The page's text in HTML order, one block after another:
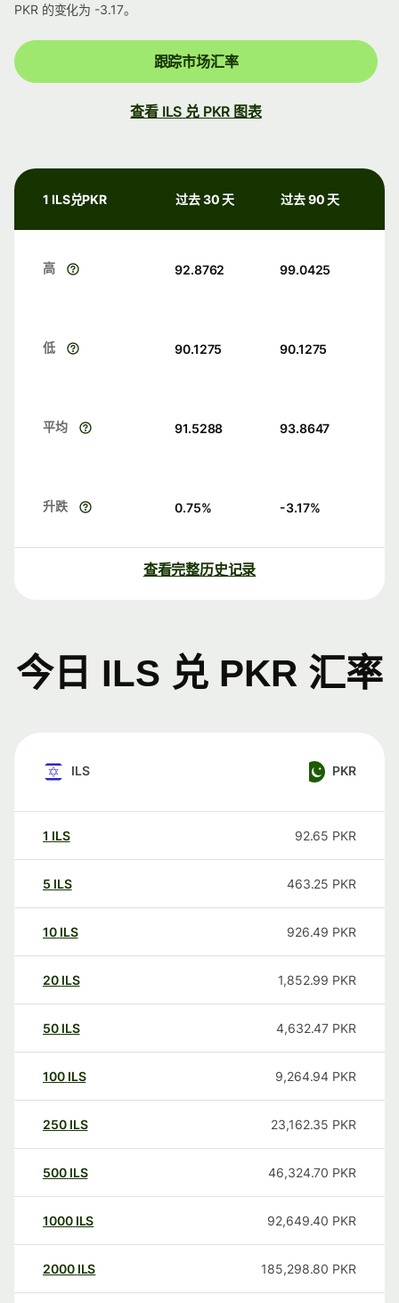
PKR 的变化为 -3.17。
跟踪市场汇率
查看 ILS 兑 PKR 图表
1 ILS兑PKR 过去 30 天 过去 90 天
高 92.8762 99.0425
低 90.1275 90.1275
平均 91.5288 93.8647
升跌 0.75% -3.17%
查看完整历史记录
今日 ILS 兑 PKR 汇率
ILS PKR
1 ILS 92.65 PKR
5 ILS 463.25 PKR
10 ILS 926.49 PKR
20 ILS 1,852.99 PKR
50 ILS 4,632.47 PKR
100 ILS 9,264.94 PKR
250 ILS 23,162.35 PKR
500 ILS 46,324.70 PKR
1000 ILS 92,649.40 PKR
2000 ILS 185,298.80 PKR